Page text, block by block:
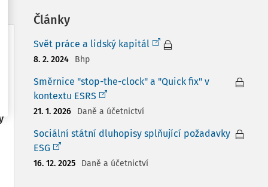
Články
Svět práce a lidský kapitál
8. 2. 2024 Bhp
Směrnice "stop-the-clock" a "Quick fix" v
kontextu ESRS
21. 1. 2026 Daně a účetnictví
Sociální státní dluhopisy splňující požadavky
ESG
16. 12. 2025 Daně a účetnictví